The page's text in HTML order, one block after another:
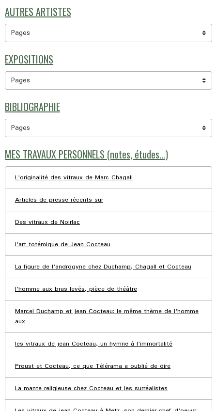
AUTRES ARTISTES
EXPOSITIONS
BIBLIOGRAPHIE
MES TRAVAUX PERSONNELS (notes, études...)
L'originalité des vitraux de Marc Chagall
Articles de presse récents sur
Des vitraux de Noirlac
l'art totémique de Jean Cocteau
La figure de l'androgyne chez Duchamp, Chagall et Cocteau
l'homme aux bras levés, pièce de théâtre
Marcel Duchamp et jean Cocteau: le même thème de l'homme
aux
les vitraux de jean Cocteau, un hymne à l'immortalité
Proust et Cocteau, ce que Télérama a oublié de dire
La mante religieuse chez Cocteau et les surréalistes